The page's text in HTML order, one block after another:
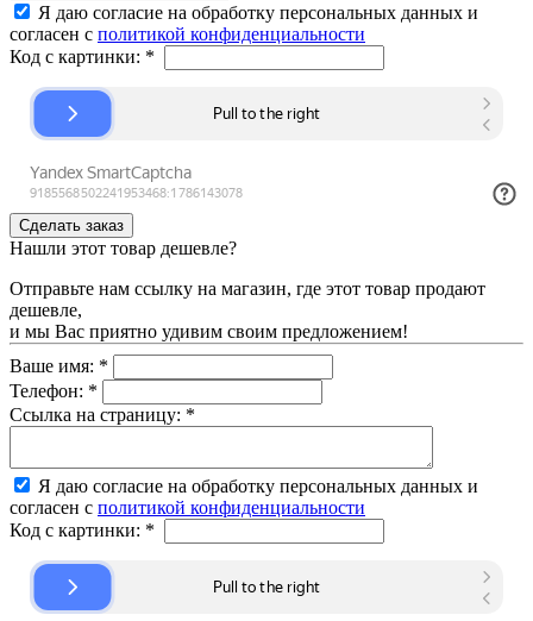
Я даю согласие на обработку персональных данных и
согласен с политикой конфиденциальности
Код с картинки: *
Нашли этот товар дешевле?
Отправьте нам ссылку на магазин, где этот товар продают
дешевле,
и мы Вас приятно удивим своим предложением!
Ваше имя: *
Телефон: *
Ссылка на страницу: *
Я даю согласие на обработку персональных данных и
согласен с политикой конфиденциальности
Код с картинки: *